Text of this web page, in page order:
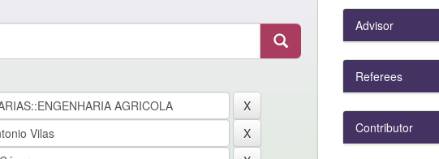
Advisor
Referees
Contributor